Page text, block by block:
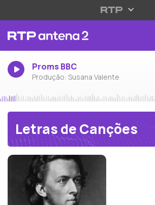
Proms BBC
Produção: Susana Valente
Letras de Canções